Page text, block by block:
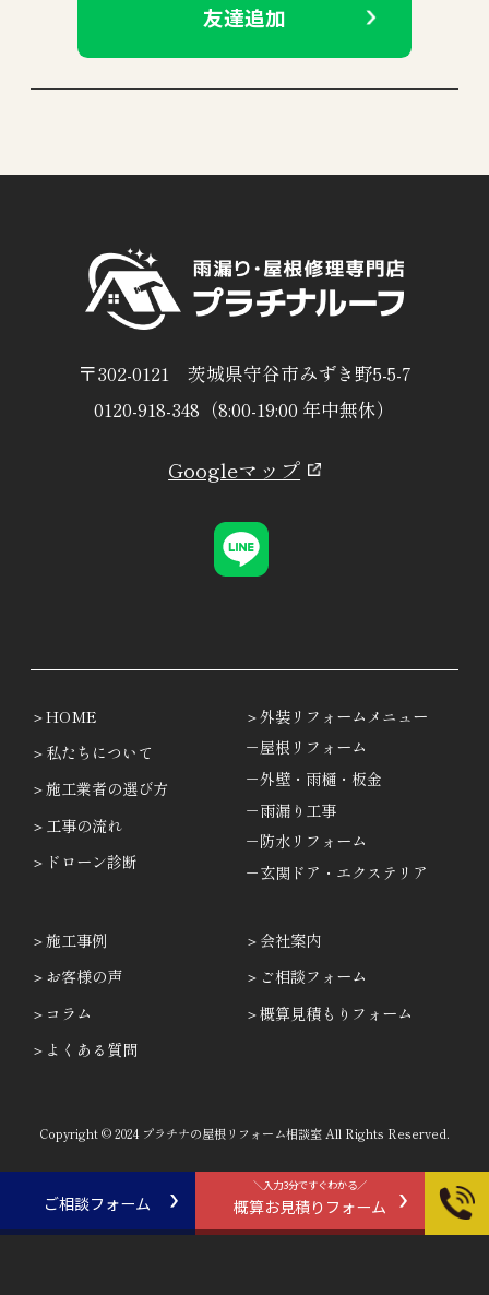
友達追加
〒302-0121 茨城県守谷市みずき野5-5-7
0120-918-348（8:00-19:00 年中無休）
Googleマップ
HOME
私たちについて
施工業者の選び方
工事の流れ
ドローン診断
外装リフォームメニュー
－屋根リフォーム
－外壁・雨樋・板金
－雨漏り工事
－防水リフォーム
－玄関ドア・エクステリア
施工事例
お客様の声
コラム
よくある質問
会社案内
ご相談フォーム
概算見積もりフォーム
Copyright © 2024 プラチナの屋根リフォーム相談室 All Rights Reserved.
ご相談フォーム
＼入力3分ですぐわかる／
概算お見積りフォーム